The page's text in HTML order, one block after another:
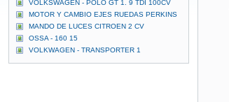
VOLKSWAGEN - POLO GT 1. 9 TDI 100CV
MOTOR Y CAMBIO EJES RUEDAS PERKINS
MANDO DE LUCES CITROEN 2 CV
OSSA - 160 15
VOLKWAGEN - TRANSPORTER 1